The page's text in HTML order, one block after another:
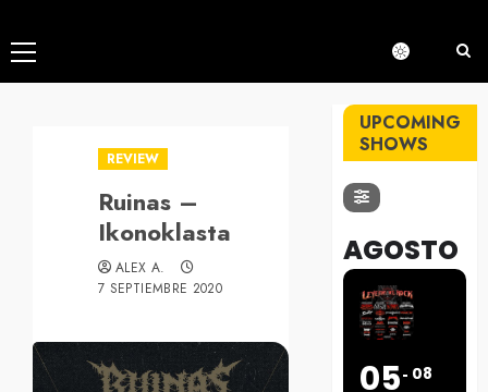
Menú
principal
REVIEW
Ruinas –
Ikonoklasta
ALEX A.
7 SEPTIEMBRE 2020
UPCOMING
SHOWS
AGOSTO
05 08